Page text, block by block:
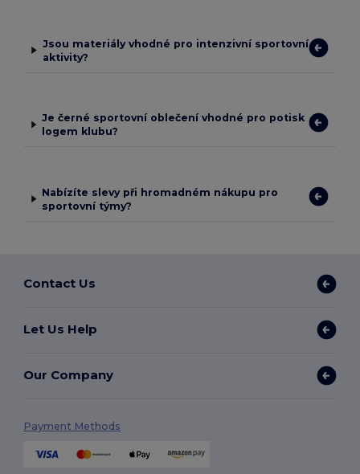
Jsou materiály vhodné pro intenzivní sportovní
aktivity?
Je černé sportovní oblečení vhodné pro potisk
logem klubu?
Nabízíte slevy při hromadném nákupu pro
sportovní týmy?
Contact Us
Let Us Help
Our Company
Payment Methods